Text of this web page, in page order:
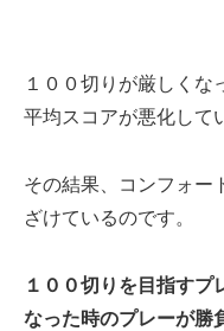
１００切りが厳しくな
平均スコアが悪化して
その結果、コンフォー
ざけているのです。
１００切りを目指すプ
なった時のプレーが勝